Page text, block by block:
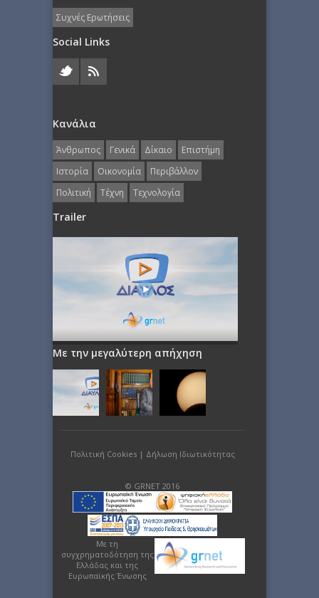
Συχνές Ερωτήσεις
Social Links
Κανάλια
Άνθρωπος Γενικά Δίκαιο
Επιστήμη
Ιστορία
Οικονομία
Περιβάλλον
Πολιτική
Τέχνη Τεχνολογία
Trailer
Με την μεγαλύτερη απήχηση
Πολιτική Cookies| Δήλωση Ιδιωτικότητας
© GRNET 2016
Με τη
συγχρηματοδότηση της
Ελλάδας και της
Ευρωπαϊκής Ένωσης